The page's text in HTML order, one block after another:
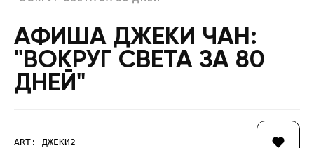
АФИША ДЖЕКИ ЧАН:
"ВОКРУГ СВЕТА ЗА 80
ДНЕЙ"
ART: ДЖЕКИ2